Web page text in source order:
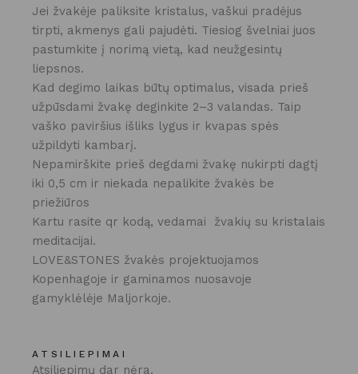
Jei žvakėje paliksite kristalus, vaškui pradėjus
tirpti, akmenys gali pajudėti. Tiesiog švelniai juos
pastumkite į norimą vietą, kad neužgesintų
liepsnos.
Kad degimo laikas būtų optimalus, visada prieš
užpūsdami žvakę deginkite 2–3 valandas. Taip
vaško paviršius išliks lygus ir kvapas spės
užpildyti kambarį.
Nepamirškite prieš degdami žvakę nukirpti dagtį
iki 0,5 cm ir niekada nepalikite žvakės be
priežiūros
Kartu rasite qr kodą, vedamai žvakių su kristalais
meditacijai.
LOVE&STONES žvakės projektuojamos
Kopenhagoje ir gaminamos nuosavoje
gamyklėlėje Maljorkoje.
ATSILIEPIMAI
Atsiliepimų dar nėra.